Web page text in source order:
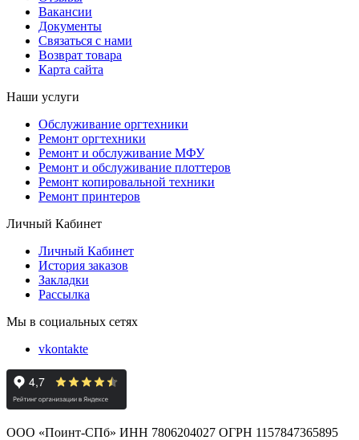
Вакансии
Документы
Связаться с нами
Возврат товара
Карта сайта
Наши услуги
Обслуживание оргтехники
Ремонт оргтехники
Ремонт и обслуживание МФУ
Ремонт и обслуживание плоттеров
Ремонт копировальной техники
Ремонт принтеров
Личный Кабинет
Личный Кабинет
История заказов
Закладки
Рассылка
Мы в социальных сетях
vkontakte
ООО «Поинт-СПб» ИНН 7806204027 ОГРН 1157847365895